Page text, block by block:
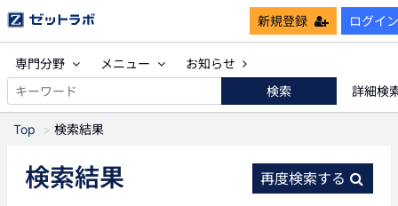
新規登録 ログイン
専門分野 メニュー
お知らせ
検索
詳細検
Top 検索結果
検索結果 再度検索する